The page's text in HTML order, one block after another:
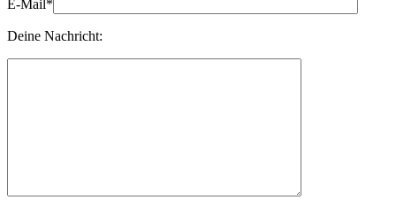
E-Mail*
Deine Nachricht: